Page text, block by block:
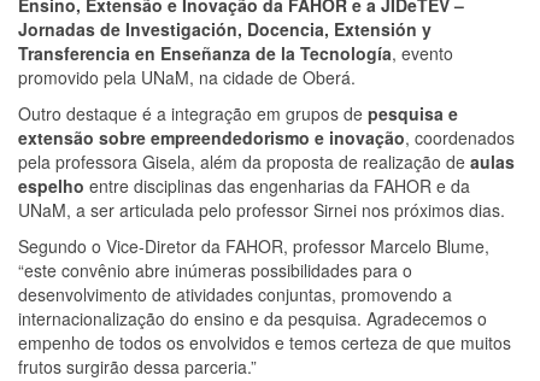
Ensino, Extensão e Inovação da FAHOR e a JIDeTEV –
Jornadas de Investigación, Docencia, Extensión y
Transferencia en Enseñanza de la Tecnología, evento
promovido pela UNaM, na cidade de Oberá.
Outro destaque é a integração em grupos de pesquisa e
extensão sobre empreendedorismo e inovação, coordenados
pela professora Gisela, além da proposta de realização de aulas
espelho entre disciplinas das engenharias da FAHOR e da
UNaM, a ser articulada pelo professor Sirnei nos próximos dias.
Segundo o Vice-Diretor da FAHOR, professor Marcelo Blume,
“este convênio abre inúmeras possibilidades para o
desenvolvimento de atividades conjuntas, promovendo a
internacionalização do ensino e da pesquisa. Agradecemos o
empenho de todos os envolvidos e temos certeza de que muitos
frutos surgirão dessa parceria.”